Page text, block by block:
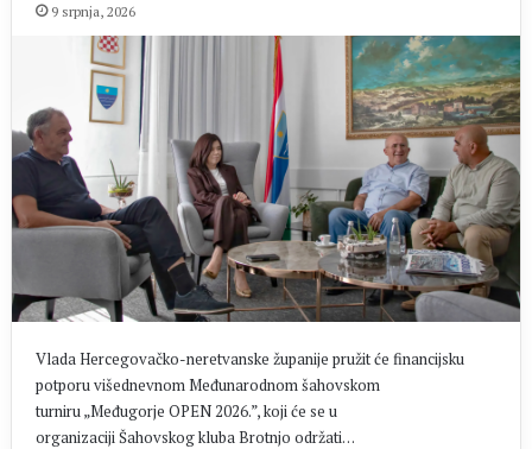
9 srpnja, 2026
Vlada Hercegovačko-neretvanske županije pružit će financijsku
potporu višednevnom Međunarodnom šahovskom
turniru „Međugorje OPEN 2026.”, koji će se u
organizaciji Šahovskog kluba Brotnjo održati…